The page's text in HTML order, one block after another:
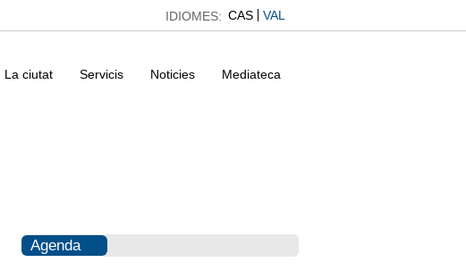
IDIOMES: CAS VAL
La ciutat Servicis Noticies Mediateca
Agenda